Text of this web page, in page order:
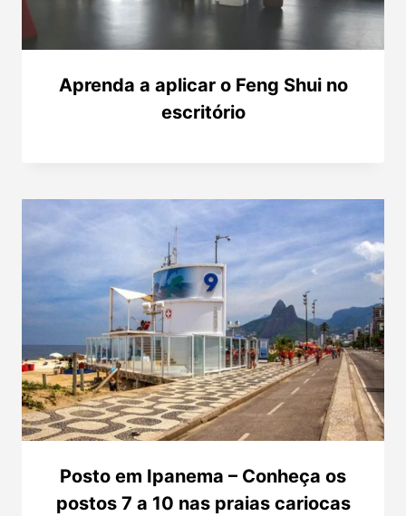
Aprenda a aplicar o Feng Shui no
escritório
Posto em Ipanema – Conheça os
postos 7 a 10 nas praias cariocas